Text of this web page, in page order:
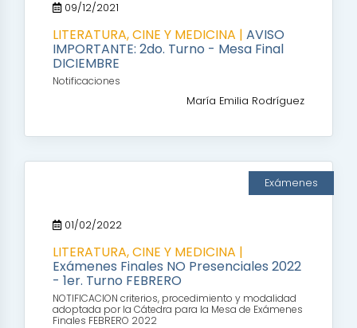
09/12/2021
LITERATURA, CINE Y MEDICINA | AVISO
IMPORTANTE: 2do. Turno - Mesa Final
DICIEMBRE
Notificaciones
María Emilia Rodríguez
Exámenes
01/02/2022
LITERATURA, CINE Y MEDICINA |
Exámenes Finales NO Presenciales 2022
- 1er. Turno FEBRERO
NOTIFICACION criterios, procedimiento y modalidad
adoptada por la Cátedra para la Mesa de Exámenes
Finales FEBRERO 2022